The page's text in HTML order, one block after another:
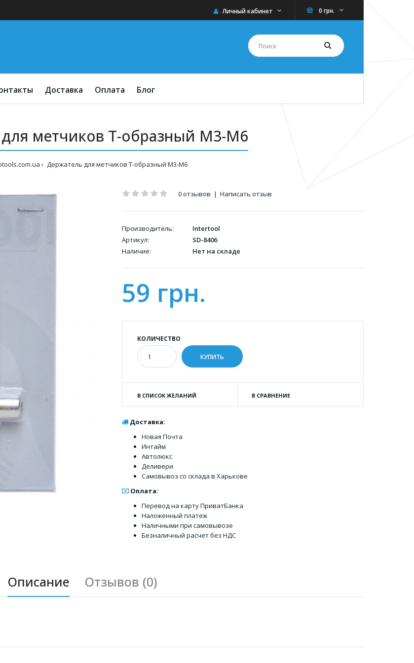
0 грн.
Личный кабинет
Доставка Оплата Блог
метчиков Т-образный M3-M6
Держатель для метчиков Т-образный M3-M6
0 отзывов | Написать отзыв
Производитель:
Intertool
Артикул:
SD-8406
Наличие:
Нет на складе
59 грн.
КОЛИЧЕСТВО
В СПИСОК ЖЕЛАНИЙ В СРАВНЕНИЕ
Доставка:
Новая Почта
Интайм
Автолюкс
Деливери
Самовывоз со склада в Харькове
Оплата:
Перевод на карту ПриватБанка
Наложенный платеж
Наличными при самовывозе
Безналичный расчет без НДС
Описание Отзывов (0)